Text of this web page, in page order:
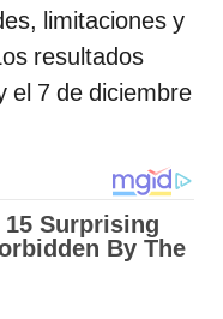
limitaciones y
resultados
el 7 de diciembre